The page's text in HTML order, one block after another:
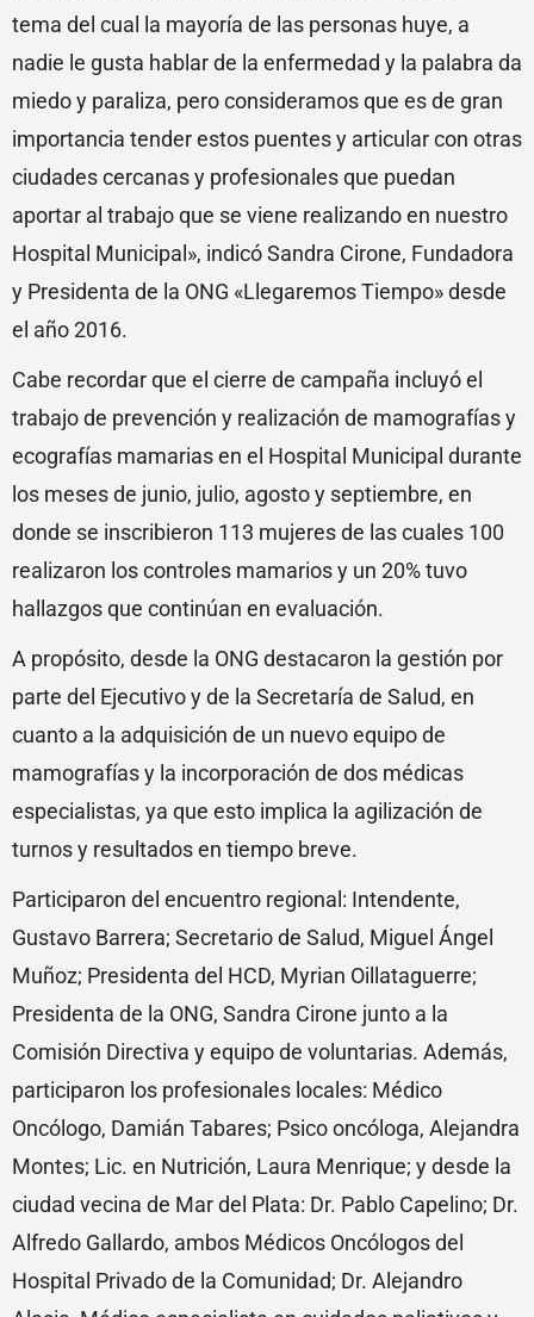
tema del cual la mayoría de las personas huye, a
nadie le gusta hablar de la enfermedad y la palabra da
miedo y paraliza, pero consideramos que es de gran
importancia tender estos puentes y articular con otras
ciudades cercanas y profesionales que puedan
aportar al trabajo que se viene realizando en nuestro
Hospital Municipal», indicó Sandra Cirone, Fundadora
y Presidenta de la ONG «Llegaremos Tiempo» desde
el año 2016.
Cabe recordar que el cierre de campaña incluyó el
trabajo de prevención y realización de mamografías y
ecografías mamarias en el Hospital Municipal durante
los meses de junio, julio, agosto y septiembre, en
donde se inscribieron 113 mujeres de las cuales 100
realizaron los controles mamarios y un 20% tuvo
hallazgos que continúan en evaluación.
A propósito, desde la ONG destacaron la gestión por
parte del Ejecutivo y de la Secretaría de Salud, en
cuanto a la adquisición de un nuevo equipo de
mamografías y la incorporación de dos médicas
especialistas, ya que esto implica la agilización de
turnos y resultados en tiempo breve.
Participaron del encuentro regional: Intendente,
Gustavo Barrera; Secretario de Salud, Miguel Ángel
Muñoz; Presidenta del HCD, Myrian Oillataguerre;
Presidenta de la ONG, Sandra Cirone junto a la
Comisión Directiva y equipo de voluntarias. Además,
participaron los profesionales locales: Médico
Oncólogo, Damián Tabares; Psico oncóloga, Alejandra
Montes; Lic. en Nutrición, Laura Menrique; y desde la
ciudad vecina de Mar del Plata: Dr. Pablo Capelino; Dr.
Alfredo Gallardo, ambos Médicos Oncólogos del
Hospital Privado de la Comunidad; Dr. Alejandro